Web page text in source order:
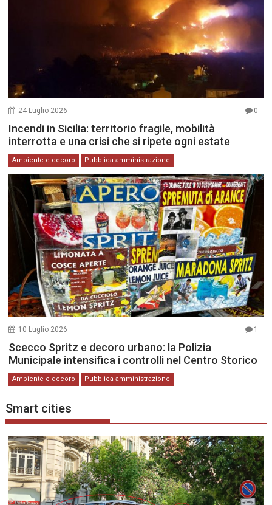
24 Luglio 2026 0
Incendi in Sicilia: territorio fragile, mobilità
interrotta e una crisi che si ripete ogni estate
Ambiente e decoro Pubblica amministrazione
10 Luglio 2026 1
Scecco Spritz e decoro urbano: la Polizia
Municipale intensifica i controlli nel Centro Storico
Ambiente e decoro Pubblica amministrazione
Smart cities